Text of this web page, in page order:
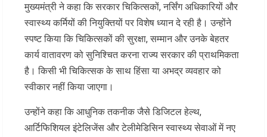
मुख्यमंत्री ने कहा कि सरकार चिकित्सकों, नर्सिंग अधिकारियों और
स्वास्थ्य कर्मियों की नियुक्तियों पर विशेष ध्यान दे रही है। उन्होंने
स्पष्ट किया कि चिकित्सकों की सुरक्षा, सम्मान और उनके बेहतर
कार्य वातावरण को सुनिश्चित करना राज्य सरकार की प्राथमिकता
है। किसी भी चिकित्सक के साथ हिंसा या अभद्र व्यवहार को
स्वीकार नहीं किया जाएगा।
उन्होंने कहा कि आधुनिक तकनीक जैसे डिजिटल हेल्थ,
आर्टिफिशियल इंटेलिजेंस और टेलीमेडिसिन स्वास्थ्य सेवाओं में नए